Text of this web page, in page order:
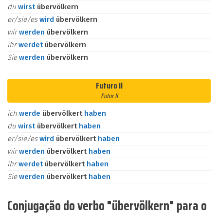
du wirst übervölkern
er/sie/eswird übervölkern
wirwerden übervölkern
ihrwerdet übervölkern
Siewerden übervölkern
Futuro II
Futur II
ich werde übervölkert haben
du wirst übervölkert haben
er/sie/eswird übervölkert haben
wirwerden übervölkert haben
ihrwerdet übervölkert haben
Siewerden übervölkert haben
Conjugação do verbo "übervölkern" para o